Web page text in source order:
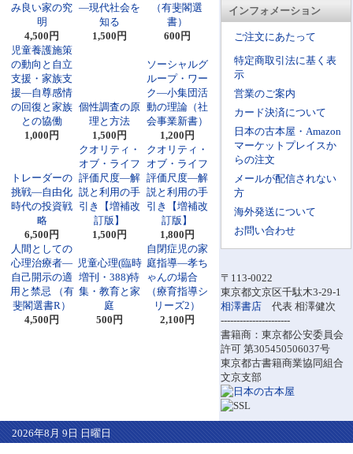
インフォメーション
ご注文にあたって
特定商取引法に基く表
示
営業のご案内
カード決済について
日本の古本屋・Amazon
マーケットプレイスか
らの注文
メールが配信されない
方
海外発送について
お問い合わせ
〒113-0022
東京都文京区千駄木3-29-1
相澤書店 代表 相澤健次
----------------------
書籍商：東京都公安委員会
許可 第305450506037号
東京都古書籍商業協同組合
文京支部
み良い家の究
明
4,500円
―現代社会を
知る
1,500円
（有斐閣選
書）
600円
児童養護施策
の動向と自立
支援・家族支
援―自尊感情
の回復と家族
との協働
1,000円
個性調査の原
理と方法
1,500円
ソーシャルグ
ループ・ワー
ク―小集団活
動の理論（社
会事業新書）
1,200円
トレーダーの
挑戦―自由化
時代の投資戦
略
6,500円
クオリティ・
オブ・ライフ
評価尺度―解
説と利用の手
引き【増補改
訂版】
1,500円
クオリティ・
オブ・ライフ
評価尺度―解
説と利用の手
引き【増補改
訂版】
1,800円
人間としての
心理治療者―
自己開示の適
用と禁忌 （有
斐閣選書R）
4,500円
児童心理(臨時
増刊・388)特
集・教育と家
庭
500円
自閉症児の家
庭指導―孝ち
ゃんの場合
（療育指導シ
リーズ2）
2,100円
2026年8月 9日 日曜日